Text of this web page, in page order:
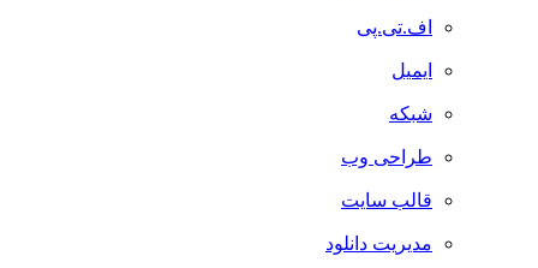
اف.تی.پی
ایمیل
شبکه
طراحی وب
قالب سایت
مدیریت دانلود